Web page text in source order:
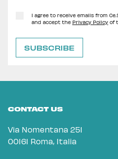
I agree to receive emails from
and accept the Privacy Policy of
CONTACT US
Via Nomentana 251
00161 Roma, Italia